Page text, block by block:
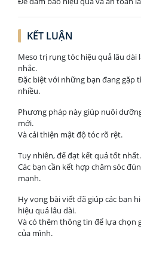
KẾT LUẬN
Meso trị rụng tóc hiệu quả lâu dài
nhắc.
Đặc biệt với những bạn đang gặp
nhiều.
Phương pháp này giúp nuôi
mới.
Và cải thiện mật độ tóc rõ rệt.
Tuy nhiên, để đạt kết quả tốt nhất.
Các bạn cần kết hợp chăm sóc
mạnh.
Hy vọng bài viết đã giúp các bạn
hiệu quả lâu dài.
Và có thêm thông tin để lựa chọn
của mình.